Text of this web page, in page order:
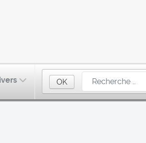
OK